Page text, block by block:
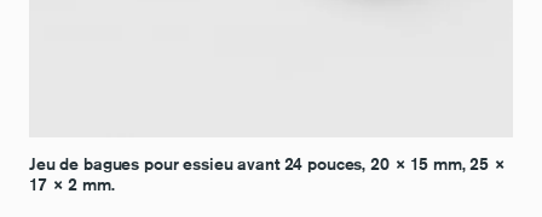
Jeu de bagues pour essieu avant 24 pouces, 20 × 15 mm, 25 ×
17 × 2 mm.